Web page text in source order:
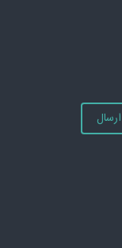
ارسال